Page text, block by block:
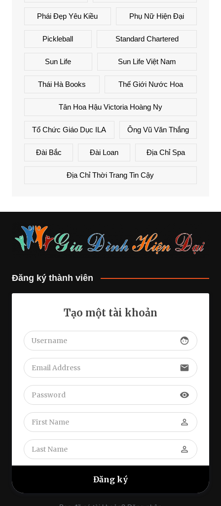
Phái Đẹp Yêu Kiều Phụ Nữ Hiện Đại
Pickleball Standard Chartered
Sun Life Sun Life Việt Nam
Thái Hà Books Thế Giới Nước Hoa
Tân Hoa Hậu Victoria Hoàng Ny
Tổ Chức Giáo Dục ILA Ông Vũ Văn Thắng
Đài Bắc Đài Loan Địa Chỉ Spa
Địa Chỉ Thời Trang Tin Cậy
Đăng ký thành viên
Tạo một tài khoản
face
email
visibility
perm_identity
perm_identity